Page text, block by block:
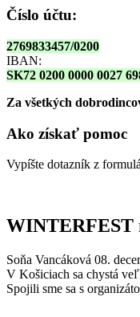
Číslo účtu:
2769833457/0200
IBAN:
SK72 0200 0000 0027
Za všetkých
Ako získať pomoc
Vypíšte dotazník z
WINTERFEST
Soňa Vancáková 08.
V Košiciach sa chystá
Spojili sme sa s